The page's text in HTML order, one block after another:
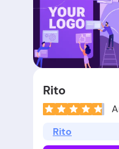
Rito
Rito